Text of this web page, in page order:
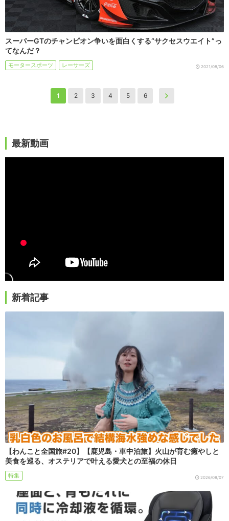
スーパーGTのチャンピオン争いを面白くする“サクセスウエイト”っ
てなんだ？
モータースポーツ レーサーズ 2021/08/06
1 2 3 4 5 6
最新動画
新着記事
【わんこと全国旅#20】【鹿児島・車中泊旅】火山が育む癒やしと
美食を巡る、オステリアで叶える愛犬との至福の休日
特集 2026/08/07